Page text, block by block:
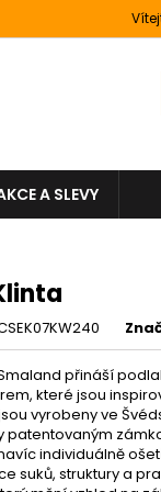
A SLEVY
přináší
které jsou
vyrobeny ve
patentovaným
individuálně
suků, struktury a